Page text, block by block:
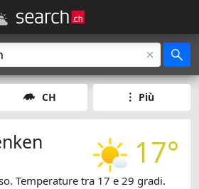
CH Più
17°
Temperature tra 17 e 29 gradi.